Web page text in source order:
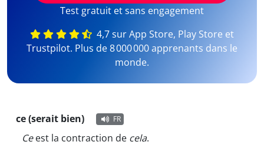
Test gratuit et sans engagement
4,7 sur App Store, Play Store et
Trustpilot. Plus de 8 000 000 apprenants dans le
monde.
ce (serait bien) FR
Ceest la contraction de cela.